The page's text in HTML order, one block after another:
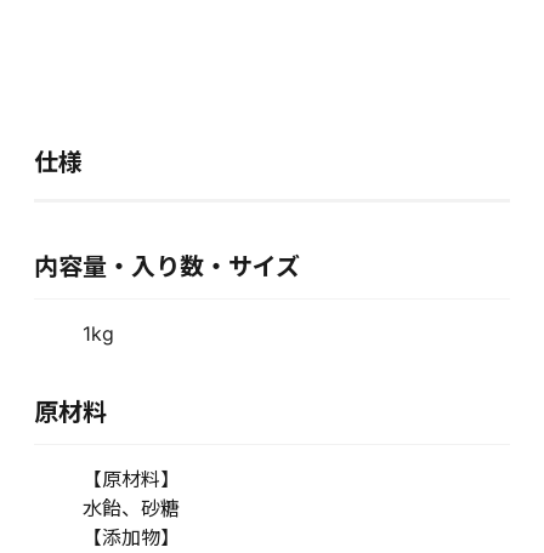
仕様
内容量・入り数・サイズ
1kg
原材料
【原材料】
水飴、砂糖
【添加物】